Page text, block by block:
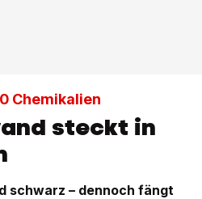
Chemikalien
steckt in
schwarz – dennoch fängt